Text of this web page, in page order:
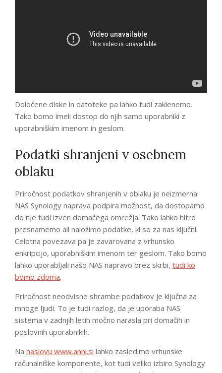
Določene diske in datoteke pa lahko tudi zaklenemo.
Tako bomo imeli dostop do njih samo uporabniki z
uporabniškim imenom in geslom.
Podatki shranjeni v osebnem
oblaku
Priročnost podatkov shranjenih v oblaku je neizmerna.
NAS Synology naprava podpira možnost, da dostopamo
do nje tudi izven domačega omrežja. Tako lahko hitro
presnamemo ali naložimo podatke, ki so za nas ključni.
Celotna povezava pa je zavarovana z vrhunsko
enkripcijo, uporabniškim imenom ter geslom. Tako bomo
lahko uporabljali našo NAS napravo brez skrbi, tudi ko
bomo zdoma.
Priročnost neodvisne shrambe podatkov je ključna za
mnoge ljudi. To je tudi razlog, da je uporaba NAS
sistema v zadnjih letih močno narasla pri domačih in
poslovnih uporabnikih.
Na naslovu www.anni.si lahko zasledimo vrhunske
računalniške komponente, kot tudi veliko izbiro Synology